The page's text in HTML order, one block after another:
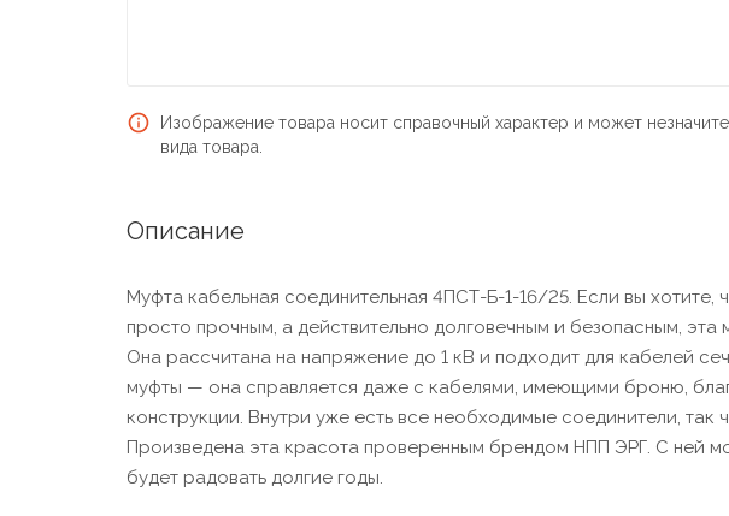
Изображение товара носит справочный характер и может
вида товара.
Описание
Муфта кабельная соединительная 4ПСТ-Б-1-16/25. Если вы
просто прочным, а действительно долговечным и безопасным, эта
Она рассчитана на напряжение до 1 кВ и подходит для кабелей
муфты — она справляется даже с кабелями, имеющими броню,
конструкции. Внутри уже есть все необходимые соединители, так
Произведена эта красота проверенным брендом НПП ЭРГ. С ней
будет радовать долгие годы.